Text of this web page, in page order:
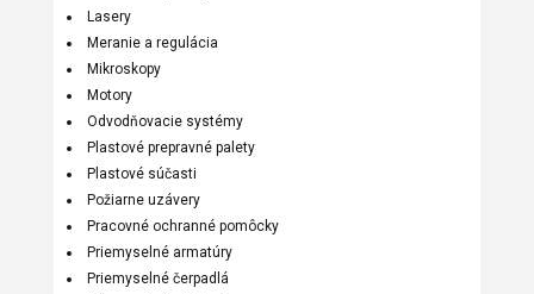
Lasery
Meranie a regulácia
Mikroskopy
Motory
Odvodňovacie systémy
Plastové prepravné palety
Plastové súčasti
Požiarne uzávery
Pracovné ochranné pomôcky
Priemyselné armatúry
Priemyselné čerpadlá